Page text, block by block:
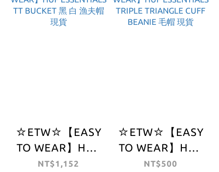
☆ETW☆【EASY
TO WEAR】HUF
ESSENTIALS TT
NT$1,152
☆ETW☆【EASY
TO WEAR】HUF
ESSENTIALS
NT$500